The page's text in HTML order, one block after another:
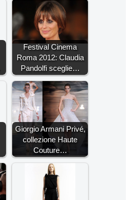
Festival Cinema
Roma 2012: Claudia
Pandolfi sceglie…
Giorgio Armani Privé,
collezione Haute
Couture…